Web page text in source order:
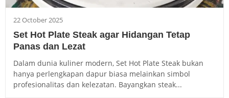
22 October 2025
Set Hot Plate Steak agar Hidangan Tetap
Panas dan Lezat
Dalam dunia kuliner modern, Set Hot Plate Steak bukan
hanya perlengkapan dapur biasa melainkan simbol
profesionalitas dan kelezatan. Bayangkan steak...